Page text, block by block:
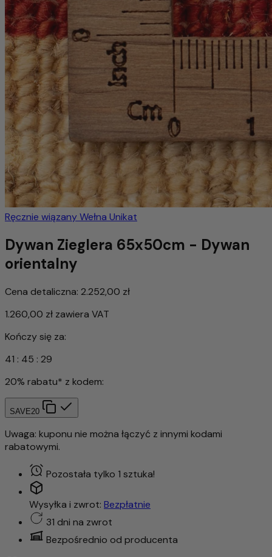
Ręcznie wiązanyWełna Unikat
Dywan Zieglera 65x50cm - Dywan
orientalny
Cena detaliczna: 2.252,00 zł
1.260,00 zł zawiera VAT
Kończy się za:
41 : 45 : 27
20% rabatu* z kodem:
SAVE20
Uwaga: kuponu nie można łączyć z innymi kodami
rabatowymi.
Pozostała tylko 1 sztuka!
Wysyłka i zwrot: Bezpłatnie
31 dni na zwrot
Bezpośrednio od producenta